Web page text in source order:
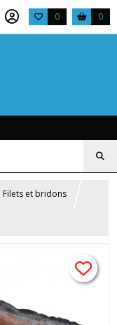
0 0
Filets et bridons